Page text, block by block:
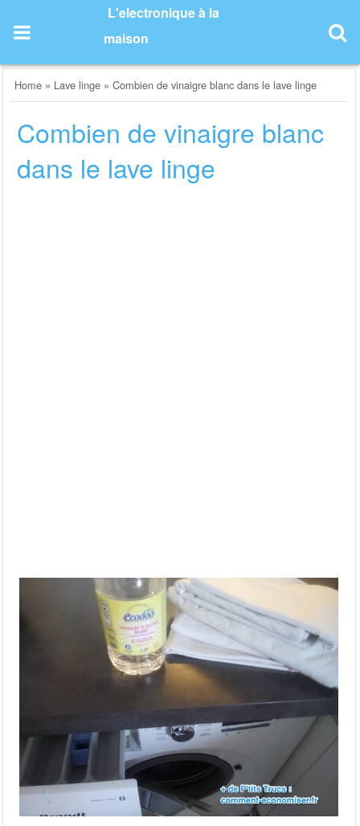
content
L'electronique à la
maison
Home » Lave linge »Combien de vinaigre blanc dans le lave linge
Combien de vinaigre blanc
dans le lave linge